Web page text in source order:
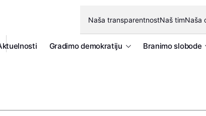
Naša transparentnostNaš timNaša
Gradimo demokratiju Branimo slobode